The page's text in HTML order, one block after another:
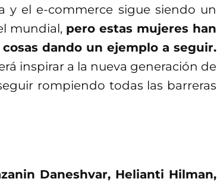
y el e-commerce sigue siendo un
mundial, pero estas mujeres han
dando un ejemplo a seguir.
inspirar a la nueva generación de
rompiendo todas las barreras
Daneshvar, Helianti Hilman,